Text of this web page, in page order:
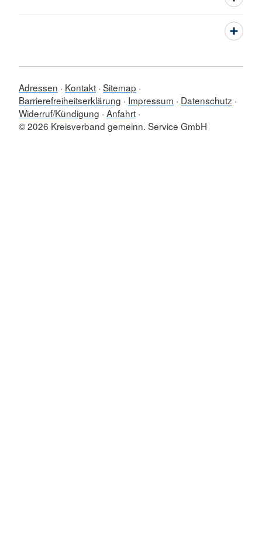
Adressen Kontakt Sitemap
Barrierefreiheitserklärung
Impressum
Datenschutz
Widerruf/Kündigung Anfahrt
© 2026 Kreisverband gemeinn. Service GmbH